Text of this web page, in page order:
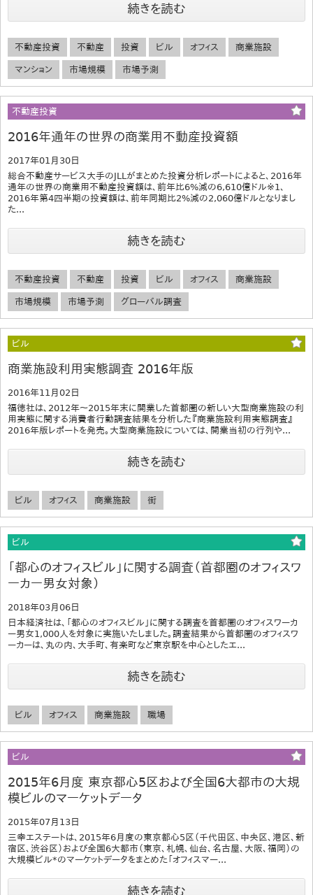
続きを読む
不動産投資 不動産 投資 ビル オフィス 商業施設
マンション 市場規模 市場予測
不動産投資
2016年通年の世界の商業用不動産投資額
2017年01月30日
総合不動産サービス大手のJLLがまとめた投資分析レポートによると、2016年
通年の世界の商業用不動産投資額は、前年比6%減の6,610億ドル※1、
2016年第4四半期の投資額は、前年同期比2%減の2,060億ドルとなりまし
た...
続きを読む
不動産投資 不動産 投資 ビル オフィス 商業施設
市場規模 市場予測 グローバル調査
ビル
商業施設利用実態調査 2016年版
2016年11月02日
福徳社は、2012年～2015年末に開業した首都圏の新しい大型商業施設の利
用実態に関する消費者行動調査結果を分析した『商業施設利用実態調査』
2016年版レポートを発売。大型商業施設については、開業当初の行列や...
続きを読む
ビル オフィス 商業施設 街
ビル
「都心のオフィスビル」に関する調査（首都圏のオフィスワ
ーカー男女対象）
2018年03月06日
日本経済社は、「都心のオフィスビル」に関する調査を首都圏のオフィスワーカ
ー男女1,000人を対象に実施いたしました。調査結果から首都圏のオフィスワ
ーカーは、丸の内、大手町、有楽町など東京駅を中心としたエ...
続きを読む
ビル オフィス 商業施設 職場
ビル
2015年6月度 東京都心5区および全国6大都市の大規
模ビルのマーケットデータ
2015年07月13日
三幸エステートは、2015年6月度の東京都心5区（千代田区、中央区、港区、新
宿区、渋谷区）および全国6大都市（東京、札幌、仙台、名古屋、大阪、福岡）の
大規模ビル*のマーケットデータをまとめた「オフィスマー...
続きを読む